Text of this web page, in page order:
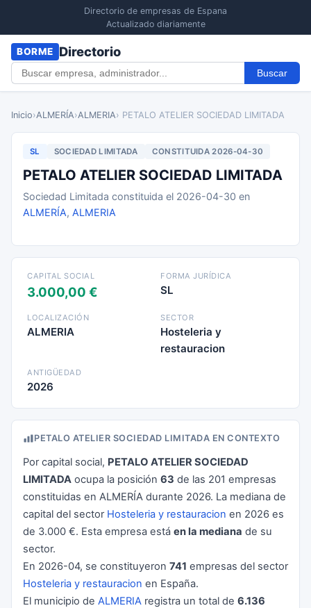
Directorio de empresas de Espana
Actualizado diariamente
BORME Directorio
Buscar
Inicio›ALMERÍA›ALMERIA› PETALO ATELIER SOCIEDAD LIMITADA
SL SOCIEDAD LIMITADA CONSTITUIDA 2026-04-30
PETALO ATELIER SOCIEDAD LIMITADA
Sociedad Limitada constituida el 2026-04-30 en
ALMERÍA, ALMERIA
CAPITAL SOCIAL
3.000,00 €
FORMA JURÍDICA
SL
LOCALIZACIÓN
ALMERIA
SECTOR
Hosteleria y
restauracion
ANTIGÜEDAD
2026
PETALO ATELIER SOCIEDAD LIMITADA EN CONTEXTO
Por capital social, PETALO ATELIER SOCIEDAD
LIMITADA ocupa la posición 63 de las 201 empresas
constituidas en ALMERÍA durante 2026. La mediana de
capital del sector Hosteleria y restauracion en 2026 es
de 3.000 €. Esta empresa está en la mediana de su
sector.
En 2026-04, se constituyeron 741 empresas del sector
Hosteleria y restauracion en España.
El municipio de ALMERIA registra un total de 6.136